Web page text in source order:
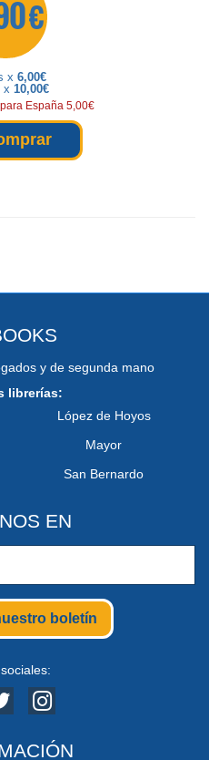
€
x 6,00€
x 10,00€
España 5,00€
y de segunda mano
librerías:
López de Hoyos
Mayor
San Bernardo
EN
boletín